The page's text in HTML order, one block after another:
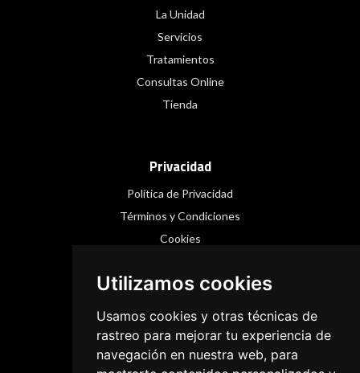
Utilizamos cookies
Usamos cookies y otras técnicas de
rastreo para mejorar tu experiencia de
navegación en nuestra web, para
La Unidad
Servicios
Tratamientos
Consultas Online
Tienda
Privacidad
Política de Privacidad
Términos y Condiciones
Cookies
Instagram
Facebook